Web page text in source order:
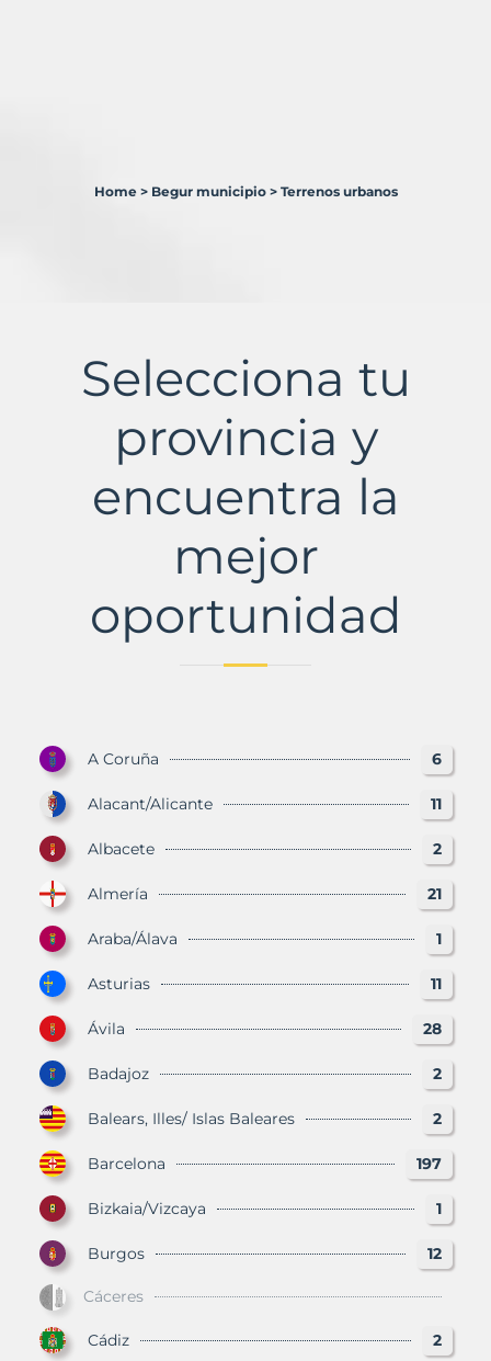
Murbalands
Home > Begur municipio > Terrenos urbanos
Selecciona tu
provincia y
encuentra la
mejor
oportunidad
A Coruña 6
Alacant/Alicante 11
Albacete 2
Almería 21
Araba/Álava 1
Asturias 11
Ávila 28
Badajoz 2
Balears, Illes/ Islas Baleares 2
Barcelona 197
Bizkaia/Vizcaya 1
Burgos 12
Cáceres
Cádiz 2